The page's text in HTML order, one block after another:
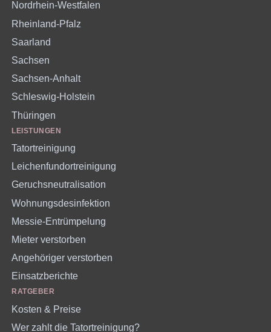
Nordrhein-Westfalen
Rheinland-Pfalz
Saarland
Sachsen
Sachsen-Anhalt
Schleswig-Holstein
Thüringen
LEISTUNGEN
Tatortreinigung
Leichenfundortreinigung
Geruchsneutralisation
Wohnungsdesinfektion
Messie-Entrümpelung
Mieter verstorben
Angehöriger verstorben
Einsatzberichte
RATGEBER
Kosten & Preise
Wer zahlt die Tatortreinigung?